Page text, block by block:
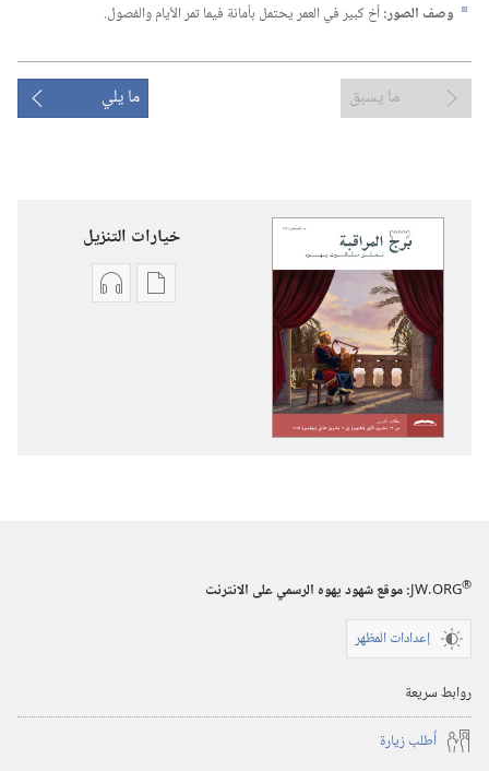
d وصف الصور:‏أخ كبير في العمر يحتمل بأمانة فيما تمر الأيام والفصول.‏
ما يسبق ما يلي
خيارات التنزيل
خياراتخيارات
JW.ORG®
:‏ موقع شهود يهوه الرسمي على الانترنت
إعدادات المظهر
روابط سريعة
أُطلب زيارة